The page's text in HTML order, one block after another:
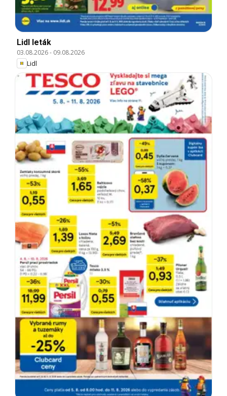
Lidl leták
03.08.2026- 09.08.2026
Lidl